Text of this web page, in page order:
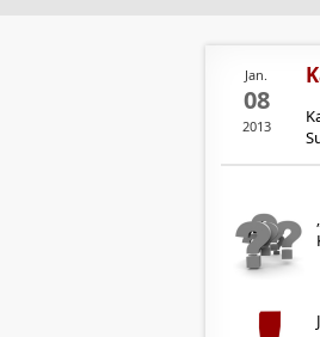
Jan.
08
2013